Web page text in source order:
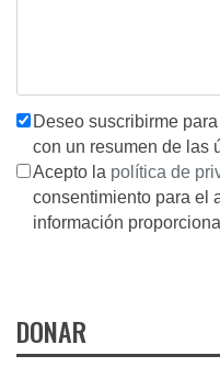
Deseo suscribirme
con un resumen de las
Acepto la política de
consentimiento para el
información
DONAR